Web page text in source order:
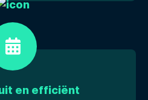
en efficiënt